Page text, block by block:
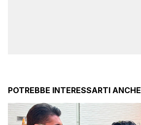
POTREBBE INTERESSARTI ANCHE